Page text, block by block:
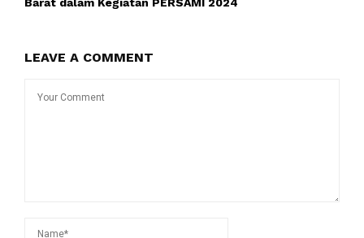
Barat dalam Kegiatan PERSAMI 2024
LEAVE A COMMENT